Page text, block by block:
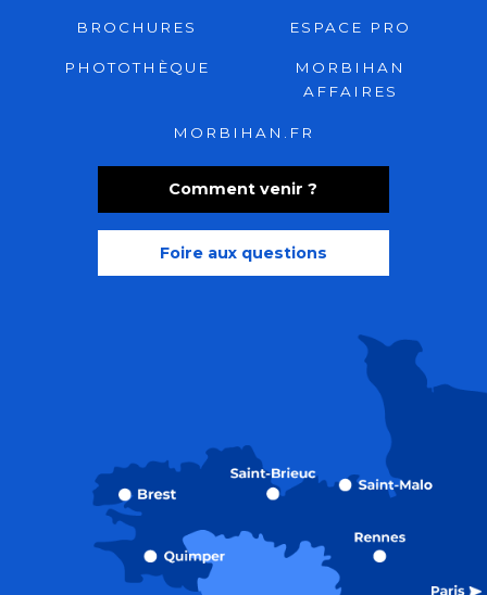
Comment venir ?
Foire aux questions
BROCHURES ESPACE PRO
PHOTOTHÈQUE
MORBIHAN
AFFAIRES
MORBIHAN.FR